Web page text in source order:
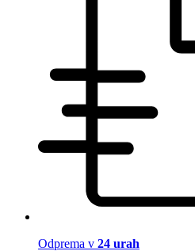
Odprema v 24 urah